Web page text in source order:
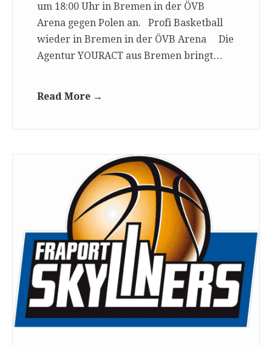
um 18:00 Uhr in Bremen in der ÖVB
Arena gegen Polen an. Profi Basketball
wieder in Bremen in der ÖVB Arena Die
Agentur YOURACT aus Bremen bringt…
Read More →